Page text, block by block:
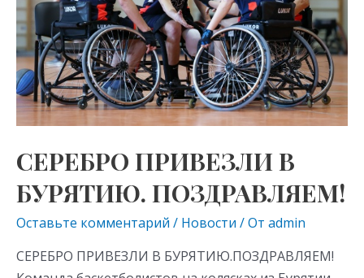
СЕРЕБРО ПРИВЕЗЛИ В
БУРЯТИЮ. ПОЗДРАВЛЯЕМ!
Оставьте комментарий / Новости / От admin
СЕРЕБРО ПРИВЕЗЛИ В БУРЯТИЮ.ПОЗДРАВЛЯЕМ!